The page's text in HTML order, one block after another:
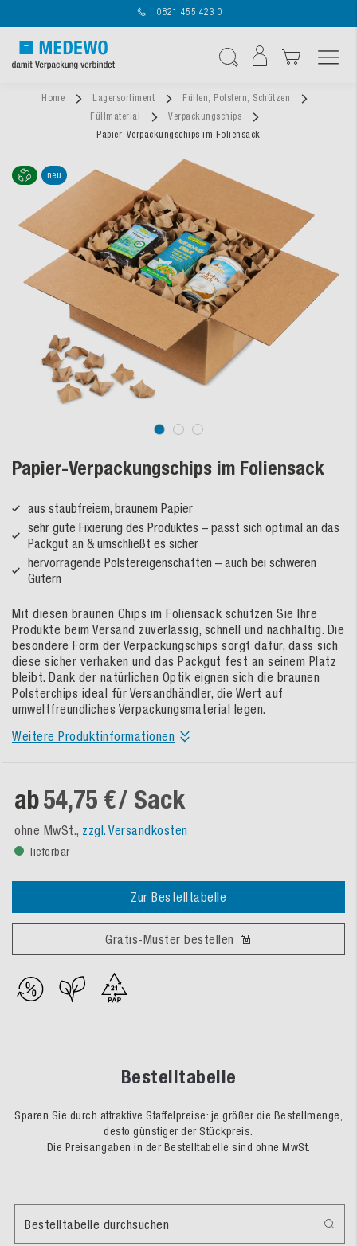
0821 455 423 0
Home Lagersortiment
Füllen, Polstern, Schützen
Füllmaterial
Verpackungschips
Papier-Verpackungschips im Foliensack
neu
Papier-Verpackungschips im Foliensack
aus staubfreiem, braunem Papier
sehr gute Fixierung des Produktes – passt sich optimal an das
Packgut an & umschließt es sicher
hervorragende Polstereigenschaften – auch bei schweren
Gütern
Mit diesen braunen Chips im Foliensack schützen Sie Ihre
Produkte beim Versand zuverlässig, schnell und nachhaltig. Die
besondere Form der Verpackungschips sorgt dafür, dass sich
diese sicher verhaken und das Packgut fest an seinem Platz
bleibt. Dank der natürlichen Optik eignen sich die braunen
Polsterchips ideal für Versandhändler, die Wert auf
umweltfreundliches Verpackungsmaterial legen.
Weitere Produktinformationen
ab54,75 €/ Sack
ohne MwSt., zzgl. Versandkosten
lieferbar
Zur Bestelltabelle
Gratis-Muster bestellen
Bestelltabelle
Sparen Sie durch attraktive Staffelpreise: je größer die Bestellmenge,
desto günstiger der Stückpreis.
Die Preisangaben in der Bestelltabelle sind ohne MwSt.
Bestelltabelle durchsuchen